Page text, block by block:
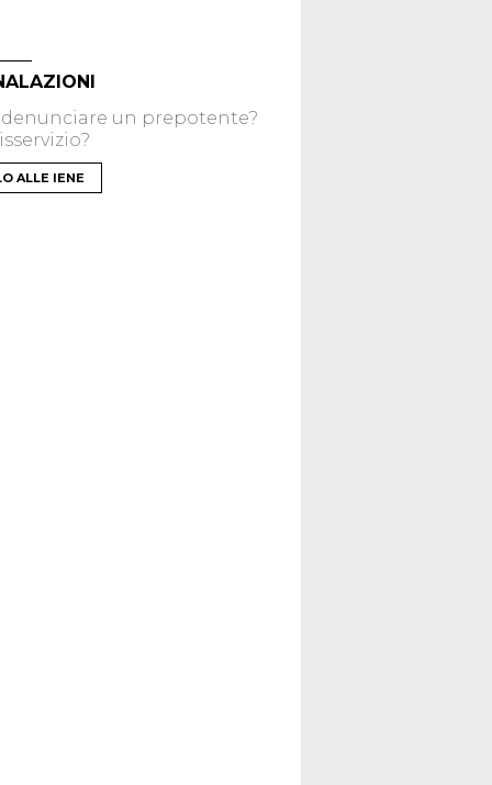
un prepotente?
ALLE IENE